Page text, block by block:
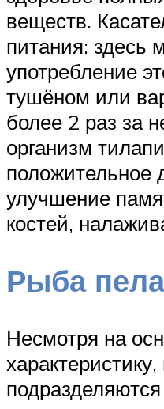
веществ.
питания: здесь
употребление
тушёном или
более 2 раз за
организм
положительное
улучшение
костей,
Рыба
Несмотря на